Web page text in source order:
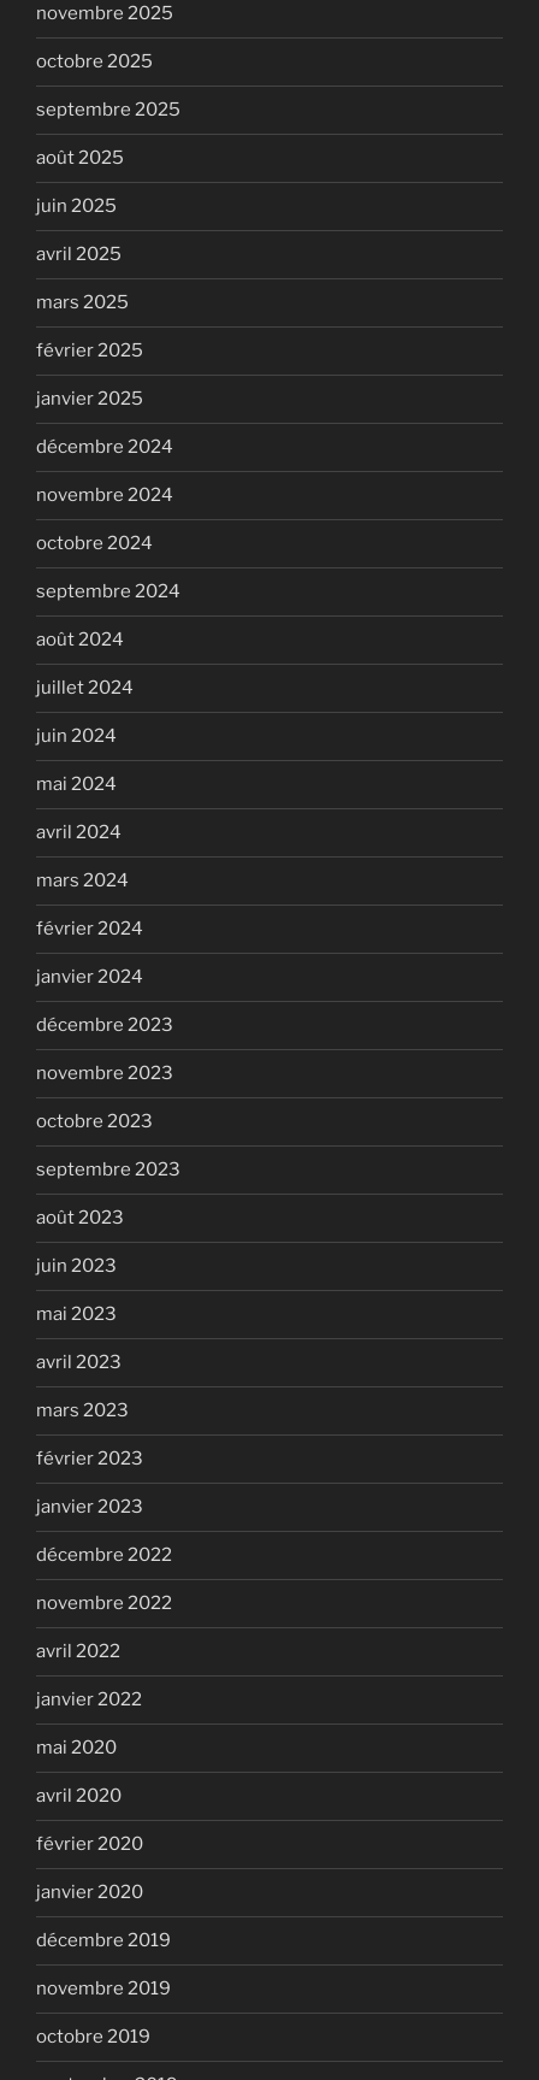
novembre 2025
octobre 2025
septembre 2025
août 2025
juin 2025
avril 2025
mars 2025
février 2025
janvier 2025
décembre 2024
novembre 2024
octobre 2024
septembre 2024
août 2024
juillet 2024
juin 2024
mai 2024
avril 2024
mars 2024
février 2024
janvier 2024
décembre 2023
novembre 2023
octobre 2023
septembre 2023
août 2023
juin 2023
mai 2023
avril 2023
mars 2023
février 2023
janvier 2023
décembre 2022
novembre 2022
avril 2022
janvier 2022
mai 2020
avril 2020
février 2020
janvier 2020
décembre 2019
novembre 2019
octobre 2019